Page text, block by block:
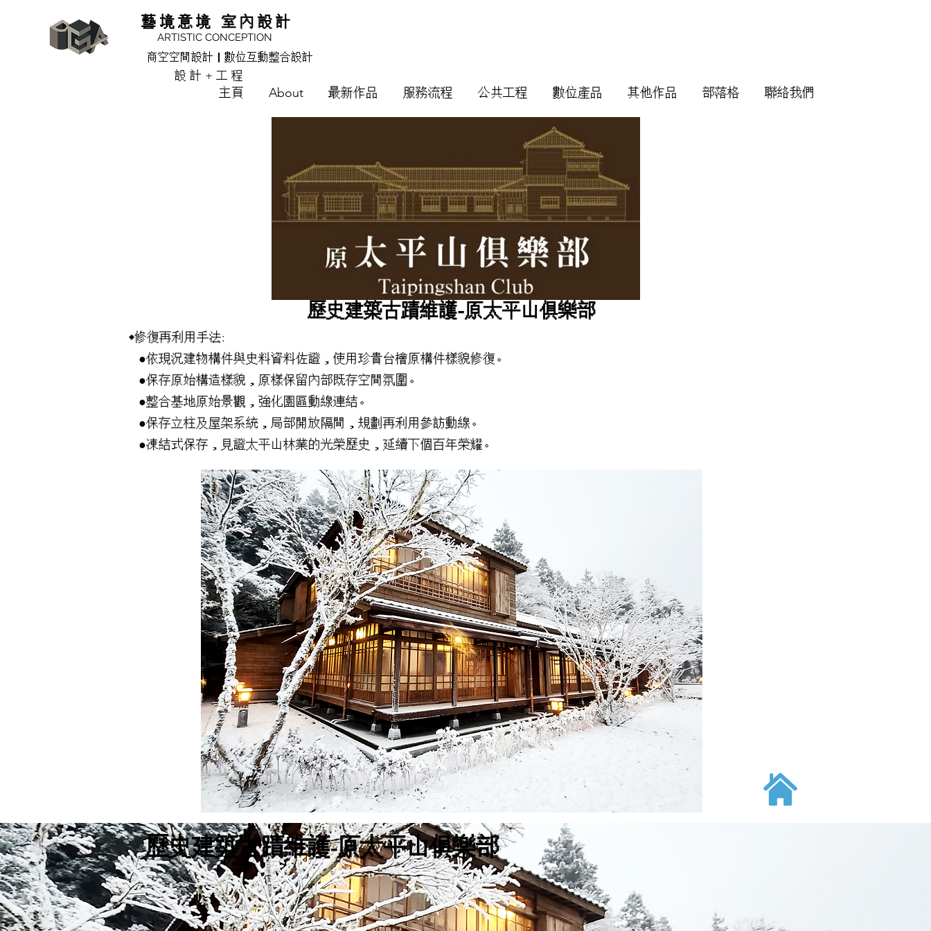
藝境意境 室內設計
ARTISTIC CONCEPTION
商空空間設計｜數位互動整合設計
設計+工程
主頁 About 最新作品 服務流程 公共工程 數位產品 其他作品 部落格 聯絡我們
歷史建築古蹟維護-原太平山俱樂部
◆修復再利用手法:
●依現況建物構件與史料資料佐證，使用珍貴台檜原構件樣貌修復。
●保存原始構造樣貌，原樣保留內部既存空間氛圍。
●整合基地原始景觀，強化園區動線連結。
●保存立柱及屋架系統，局部開放隔間，規劃再利用參訪動線。
●凍結式保存，見證太平山林業的光榮歷史，延續下個百年榮耀。
歷史建築古蹟維護-原太平山俱樂部